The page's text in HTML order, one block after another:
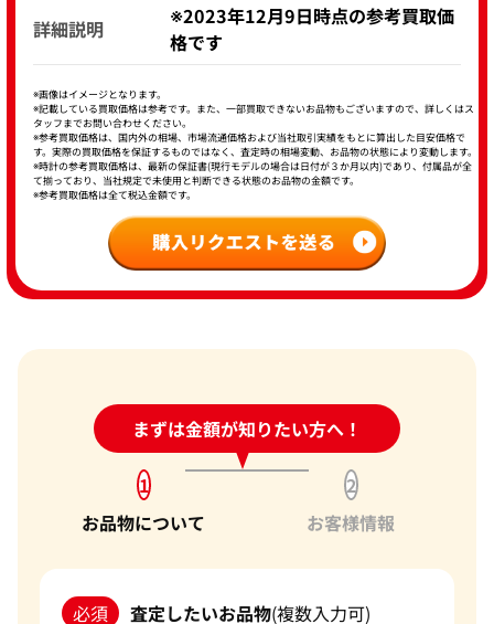
詳細説明
※2023年12月9日時点の参考買取価
格です
※画像はイメージとなります。
※記載している買取価格は参考です。また、一部買取できないお品物もございますので、詳しくはス
タッフまでお問い合わせください。
※参考買取価格は、国内外の相場、市場流通価格および当社取引実績をもとに算出した目安価格で
す。実際の買取価格を保証するものではなく、査定時の相場変動、お品物の状態により変動します。
※時計の参考買取価格は、最新の保証書(現行モデルの場合は日付が３か月以内)であり、付属品が全
て揃っており、当社規定で未使用と判断できる状態のお品物の金額です。
※参考買取価格は全て税込金額です。
まずは金額が知りたい方へ！
24時間受付中!問い合わせフォーム
1
お品物について
2
お客様情報
必須 査定したいお品物(複数入力可)